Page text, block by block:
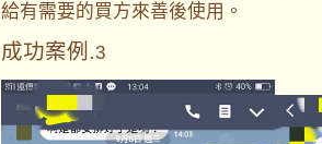
給有需要的買方來善後使用。
成功案例.3